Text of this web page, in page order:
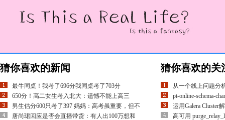
猜你喜欢的新闻
最牛同桌！我考了696分我同桌考了703分
650分！高二女生考入北大：遗憾不能上高三
男生估分600只考了397 妈妈：高考虽重要，但不
唐尚珺回应是否会直播带货：有人出100万想和
猜你喜欢的关
从一个线上问题分
pt-online-schema-
运用Galera Cluster
高可用